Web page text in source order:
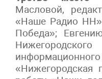
Масловой,
«Наше Радио
Победа»;
«Нижегородская